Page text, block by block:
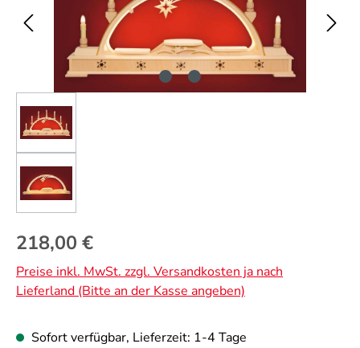
Regulärer Preis:
218,00 €
Preise inkl. MwSt. zzgl. Versandkosten ja nach
Lieferland (Bitte an der Kasse angeben)
Sofort verfügbar, Lieferzeit: 1-4 Tage